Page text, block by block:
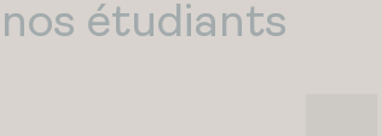
nos étudiants